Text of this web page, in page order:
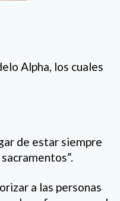
Alpha, los cuales
de estar siempre
a las personas